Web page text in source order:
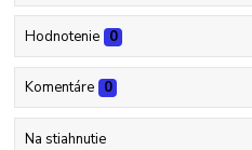
Hodnotenie 0
Komentáre 0
Na stiahnutie